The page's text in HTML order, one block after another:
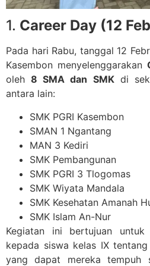
1. Career Day (12
Pada hari Rabu, tanggal 12
Kasembon menyelenggarakan
oleh8 SMA dan SMKdi
antara lain:
SMK PGRI Kasembon
SMAN 1 Ngantang
MAN 3 Kediri
SMK Pembangunan
SMK PGRI 3 Tlogomas
SMK Wiyata Mandala
SMK Kesehatan Amanah
SMK Islam An-Nur
Kegiatan ini bertujuan untuk
kepada siswa kelas IX
yang dapat mereka tempuh